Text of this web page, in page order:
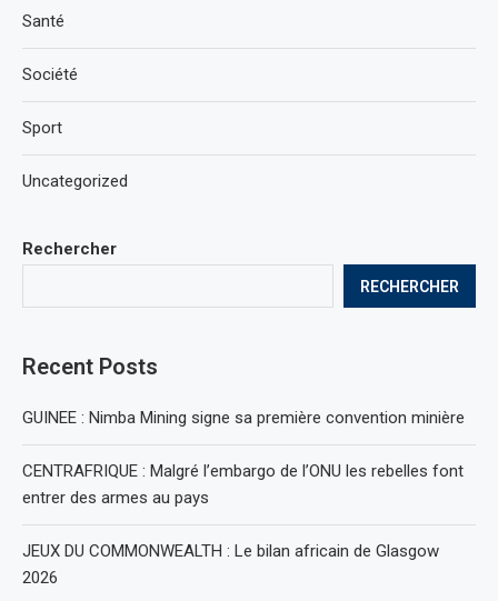
Rechercher
RECHERCHER
Recent Posts
GUINEE : Nimba Mining signe sa première convention minière
CENTRAFRIQUE : Malgré l’embargo de l’ONU les rebelles font
entrer des armes au pays
JEUX DU COMMONWEALTH : Le bilan africain de Glasgow
2026
Santé
Société
Sport
Uncategorized